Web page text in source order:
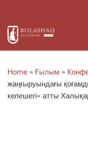
Home » Ғылым »
жаңғыруындағы
келешегі» атты